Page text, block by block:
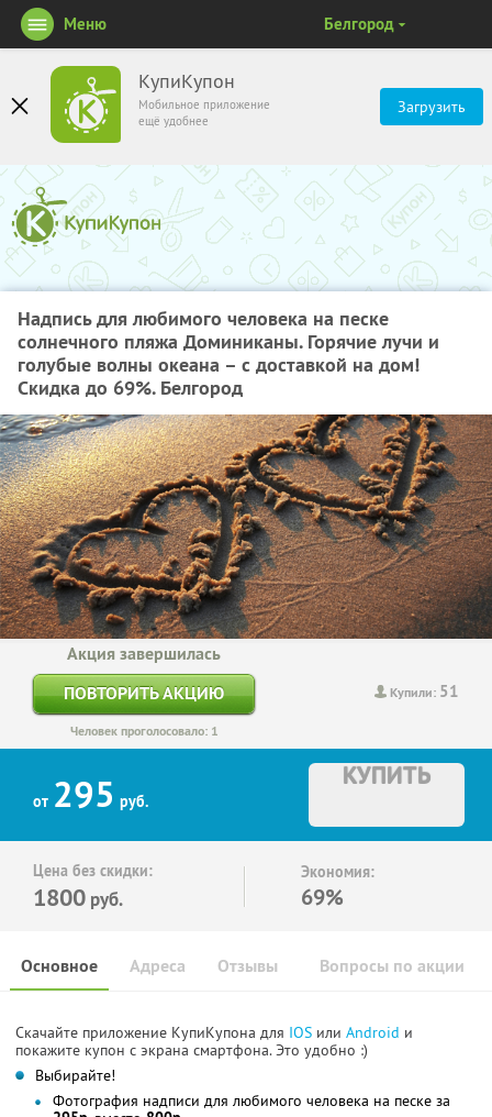
КупиКупон
Мобильное приложение
ещё удобнее
Загрузить
Меню Белгород
Надпись для любимого человека на песке
солнечного пляжа Доминиканы. Горячие лучи и
голубые волны океана – с доставкой на дом!
Скидка до 69%. Белгород
Купили: 51
Акция завершилась
ПОВТОРИТЬ АКЦИЮ
Человек проголосовало: 1
от 295 руб.
КУПИТЬ
Цена без скидки:
1800 руб.
Экономия:
69%
Основное Отзывы Вопросы по акции
Адреса
Скачайте приложение КупиКупона для IOS или Android и
покажите купон с экрана смартфона. Это удобно :)
Выбирайте!
Фотография надписи для любимого человека на песке за